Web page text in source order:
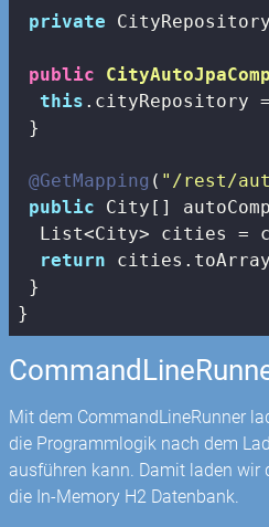
private
public
this .cityRepository
}
@GetMapping ( "/rest/
public City[]
List<City> cities =
return
}
}
Mit dem CommandLineRunner
die Programmlogik nach dem
ausführen kann. Damit laden wir
die In-Memory H2 Datenbank.